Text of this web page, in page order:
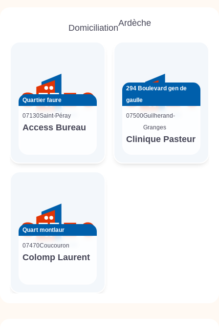
DomiciliationArdèche
Quartier faure
07130Saint-Péray
Access Bureau
294 Boulevard gen de
gaulle
07500Guilherand-
Granges
Clinique Pasteur
Quart montlaur
07470Coucouron
Colomp Laurent